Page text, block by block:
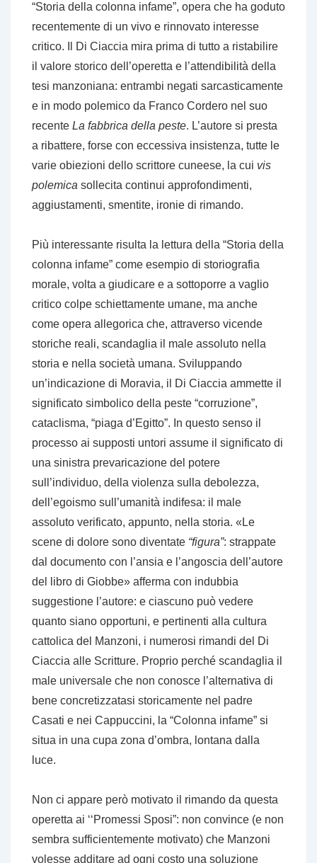
“Storia della colonna infame”, opera che ha goduto
recentemente di un vivo e rinnovato interesse
critico. Il Di Ciaccia mira prima di tutto a ristabilire
il valore storico dell’operetta e l’attendibilità della
tesi manzoniana: entrambi negati sarcasticamente
e in modo polemico da Franco Cordero nel suo
recente La fabbrica della peste. L’autore si presta
a ribattere, forse con eccessiva insistenza, tutte le
varie obiezioni dello scrittore cuneese, la cui vis
polemica sollecita continui approfondimenti,
aggiustamenti, smentite, ironie di rimando.
Più interessante risulta la lettura della “Storia della
colonna infame” come esempio di storiografia
morale, volta a giudicare e a sottoporre a vaglio
critico colpe schiettamente umane, ma anche
come opera allegorica che, attraverso vicende
storiche reali, scandaglia il male assoluto nella
storia e nella società umana. Sviluppando
un’indicazione di Moravia, il Di Ciaccia ammette il
significato simbolico della peste “corruzione”,
cataclisma, “piaga d’Egitto”. In questo senso il
processo ai supposti untori assume il significato di
una sinistra prevaricazione del potere
sull’individuo, della violenza sulla debolezza,
dell’egoismo sull’umanità indifesa: il male
assoluto verificato, appunto, nella storia. «Le
scene di dolore sono diventate “figura”: strappate
dal documento con l’ansia e l’angoscia dell’autore
del libro di Giobbe» afferma con indubbia
suggestione l’autore: e ciascuno può vedere
quanto siano opportuni, e pertinenti alla cultura
cattolica del Manzoni, i numerosi rimandi del Di
Ciaccia alle Scritture. Proprio perché scandaglia il
male universale che non conosce l’alternativa di
bene concretizzatasi storicamente nel padre
Casati e nei Cappuccini, la “Colonna infame” si
situa in una cupa zona d’ombra, lontana dalla
luce.
Non ci appare però motivato il rimando da questa
operetta ai ‘‘Promessi Sposi”: non convince (e non
sembra sufficientemente motivato) che Manzoni
volesse additare ad ogni costo una soluzione